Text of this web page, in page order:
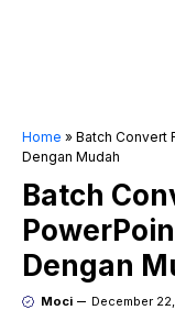
Home » Batch Convert
Dengan Mudah
Batch
Dengan
Moci December